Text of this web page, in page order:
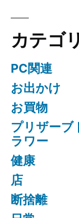
カテゴ
PC関連
お出かけ
お買物
プリザーブ
ラワー
健康
店
断捨離